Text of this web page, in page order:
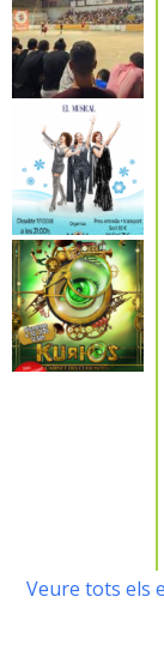
Veure tots els